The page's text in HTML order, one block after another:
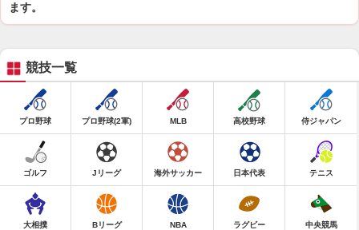
ます。
競技一覧
プロ野球 プロ野球(2軍) MLB 高校野球 侍ジャパン
ゴルフ Jリーグ 海外サッカー 日本代表 テニス
大相撲 Bリーグ NBA ラグビー 中央競馬